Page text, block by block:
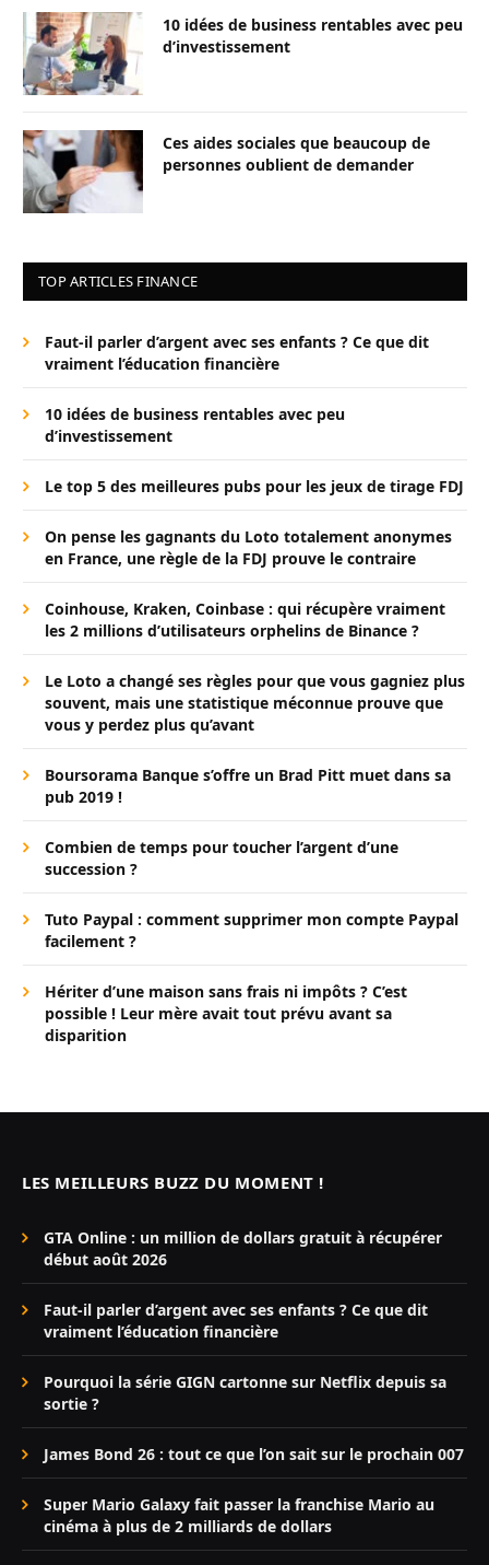
10 idées de business rentables avec peu
d’investissement
Ces aides sociales que beaucoup de
personnes oublient de demander
TOP ARTICLES FINANCE
Faut-il parler d’argent avec ses enfants ? Ce que dit
vraiment l’éducation financière
10 idées de business rentables avec peu
d’investissement
Le top 5 des meilleures pubs pour les jeux de tirage FDJ
On pense les gagnants du Loto totalement anonymes
en France, une règle de la FDJ prouve le contraire
Coinhouse, Kraken, Coinbase : qui récupère vraiment
les 2 millions d’utilisateurs orphelins de Binance ?
Le Loto a changé ses règles pour que vous gagniez plus
souvent, mais une statistique méconnue prouve que
vous y perdez plus qu’avant
Boursorama Banque s’offre un Brad Pitt muet dans sa
pub 2019 !
Combien de temps pour toucher l’argent d’une
succession ?
Tuto Paypal : comment supprimer mon compte Paypal
facilement ?
Hériter d’une maison sans frais ni impôts ? C’est
possible ! Leur mère avait tout prévu avant sa
disparition
LES MEILLEURS BUZZ DU MOMENT !
GTA Online : un million de dollars gratuit à récupérer
début août 2026
Faut-il parler d’argent avec ses enfants ? Ce que dit
vraiment l’éducation financière
Pourquoi la série GIGN cartonne sur Netflix depuis sa
sortie ?
James Bond 26 : tout ce que l’on sait sur le prochain 007
Super Mario Galaxy fait passer la franchise Mario au
cinéma à plus de 2 milliards de dollars